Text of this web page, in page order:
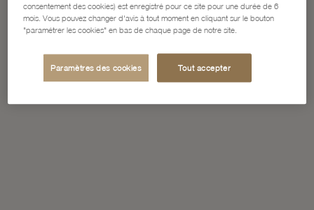
consentement des cookies) est enregistré pour ce site pour une durée de 6
mois. Vous pouvez changer d'avis à tout moment en cliquant sur le bouton
"paramétrer les cookies" en bas de chaque page de notre site.
Paramètres des cookies Tout accepter